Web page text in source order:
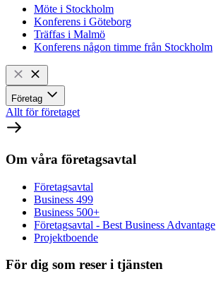
Möte i Stockholm
Konferens i Göteborg
Träffas i Malmö
Konferens någon timme från Stockholm
Företag
Allt för företaget
Om våra företagsavtal
Företagsavtal
Business 499
Business 500+
Företagsavtal - Best Business Advantage
Projektboende
För dig som reser i tjänsten